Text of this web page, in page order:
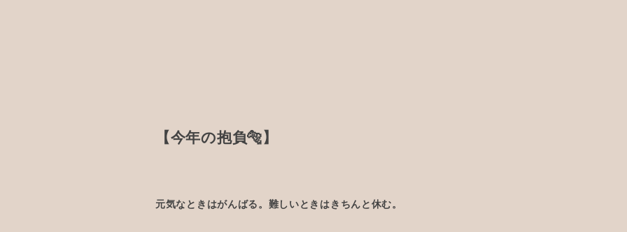
【今年の抱負🐅】
元気なときはがんばる。難しいときはきちんと休む。